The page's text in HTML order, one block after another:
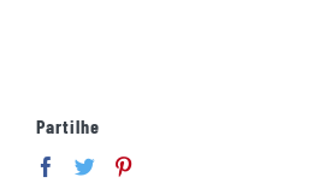
Partilhe